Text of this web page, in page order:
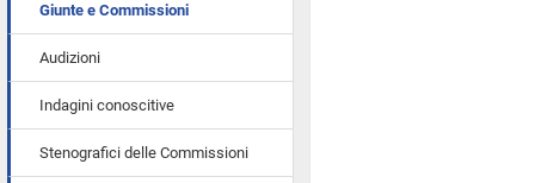
Giunte e Commissioni
Audizioni
Indagini conoscitive
Stenografici delle Commissioni